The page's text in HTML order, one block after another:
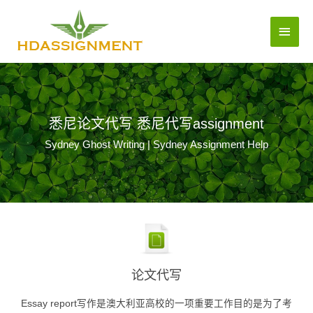
悉尼论文代写 悉尼代写assignment
Sydney Ghost Writing | Sydney Assignment Help
论文代写
Essay report写作是澳大利亚高校的一项重要工作目的是为了考